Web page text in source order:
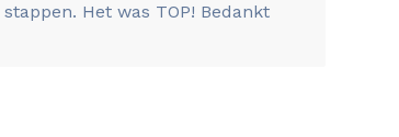
Het was TOP! Bedankt